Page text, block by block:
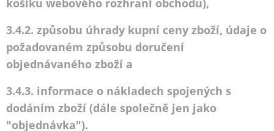
košíku webového rozhraní obchodu),
3.4.2. způsobu úhrady kupní ceny zboží, údaje o
požadovaném způsobu doručení
objednávaného zboží a
3.4.3. informace o nákladech spojených s
dodáním zboží (dále společně jen jako
"objednávka").